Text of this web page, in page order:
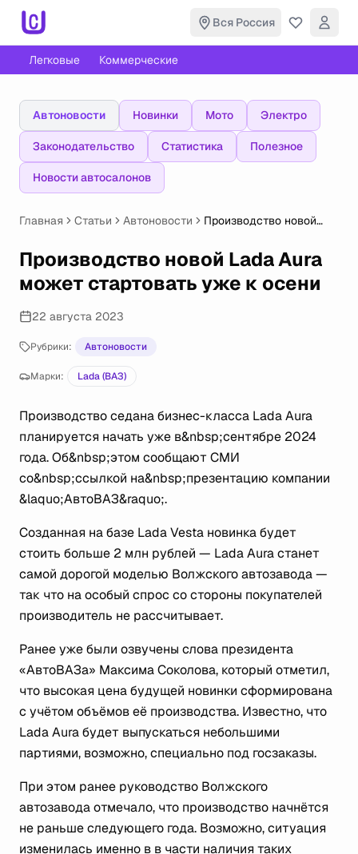
Вся Россия
Легковые Коммерческие
Автоновости Новинки Мото Электро
Законодательство Статистика Полезное
Новости автосалонов
Главная Статьи Автоновости
Производство новой
стартовать уже к осени
Производство новой Lada Aura
может стартовать уже к осени
22 августа 2023
Рубрики: Автоновости
Марки: Lada (ВАЗ)
Производство седана бизнес-класса Lada Aura
планируется начать уже в&nbsp;сентябре 2024
года. Об&nbsp;этом сообщают СМИ
со&nbsp;ссылкой на&nbsp;презентацию компании
&laquo;АвтоВАЗ&raquo;.
Созданная на базе Lada Vesta новинка будет
стоить больше 2 млн рублей — Lada Aura станет
самой дорогой моделью Волжского автозавода —
так что на особый спрос со стороны покупателей
производитель не рассчитывает.
Ранее уже были озвучены слова президента
«АвтоВАЗа» Максима Соколова, который отметил,
что высокая цена будущей новинки сформирована
с учётом объёмов её производства. Известно, что
Lada Aura будет выпускаться небольшими
партиями, возможно, специально под госзаказы.
При этом ранее руководство Волжского
автозавода отмечало, что производство начнётся
не раньше следующего года. Возможно, ситуация
изменилась именно в в части наличия таких